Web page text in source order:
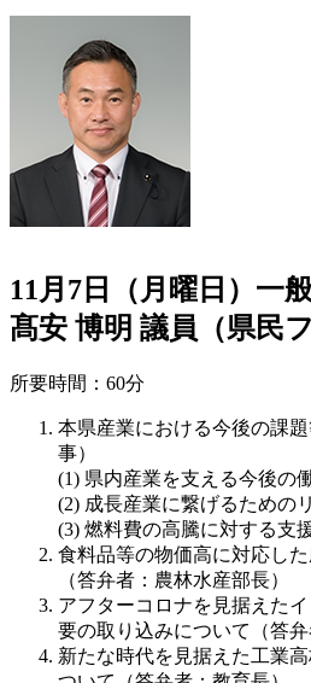
11月7日（月曜日）一
髙安 博明 議員（県民
所要時間：60分
本県産業における今後の課
事）
県内産業を支える今後の
成長産業に繋げるための
燃料費の高騰に対する支
食料品等の物価高に対応し
（答弁者：農林水産部長）
アフターコロナを見据えた
要の取り込みについて（答弁
新たな時代を見据えた工業